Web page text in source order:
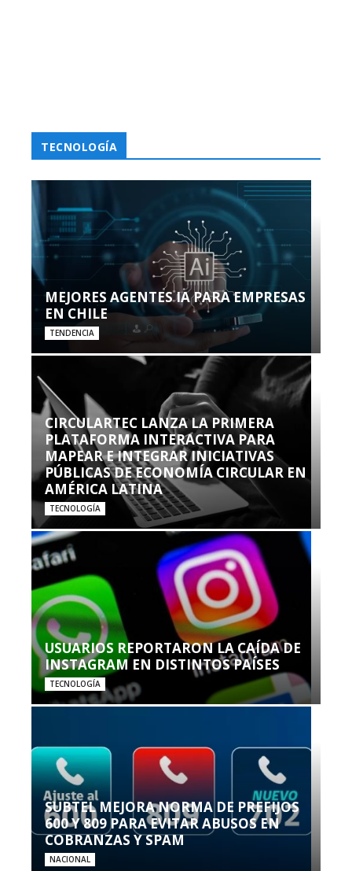
TECNOLOGÍA
MEJORES AGENTES IA PARA EMPRESAS
EN CHILE
TENDENCIA
CIRCULARTEC LANZA LA PRIMERA
PLATAFORMA INTERACTIVA PARA
MAPEAR E INTEGRAR INICIATIVAS
PÚBLICAS DE ECONOMÍA CIRCULAR EN
AMÉRICA LATINA
TECNOLOGÍA
USUARIOS REPORTARON LA CAÍDA DE
INSTAGRAM EN DISTINTOS PAÍSES
TECNOLOGÍA
SUBTEL MEJORA NORMA DE PREFIJOS
600 Y 809 PARA EVITAR ABUSOS EN
COBRANZAS Y SPAM
NACIONAL